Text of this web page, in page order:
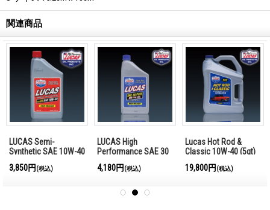
関連商品
LUCAS Semi-
Synthetic SAE 10W-40
3,850円 (税込)
LUCAS High
Performance SAE 30
4,180円 (税込)
Lucas Hot Rod &
Classic 10W-40 (5qt)
19,800円 (税込)